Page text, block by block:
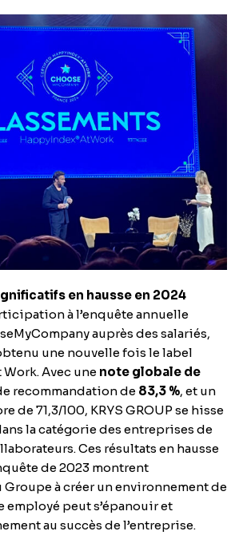
en hausse en 2024
à l’enquête annuelle
auprès des salariés,
une nouvelle fois le label
Avec une note globale de
recommandation de 83,3 %, et un
de 71,3/100, KRYS GROUP se hisse
la catégorie des entreprises de
Ces résultats en hausse
de 2023 montrent
Groupe à créer un environnement de
employé peut s’épanouir et
au succès de l’entreprise.